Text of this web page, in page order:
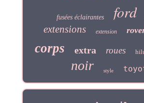
fusées éclairantes ford
extensions extension
corps extra roues
noir style